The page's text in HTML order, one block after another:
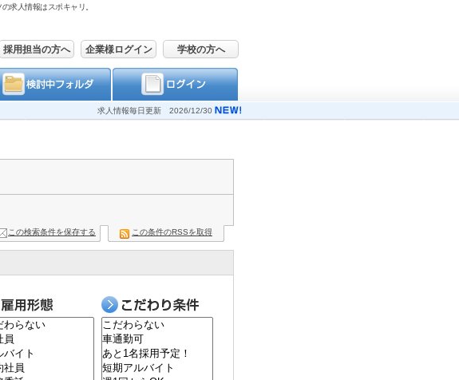
求人情報はスポキャリ。
採用担当の方へ 企業様ログイン 学校の方へ
求人情報毎日更新 2026/12/30
この検索条件を保存する この条件のRSSを取得